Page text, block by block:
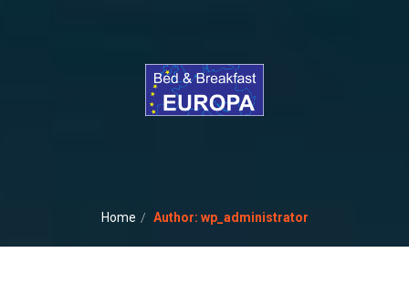
Home Author: wp_administrator